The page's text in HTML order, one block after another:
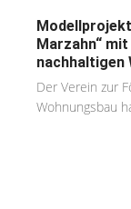
Marzahn“
nachhaltigen
Der Verein zur
Wohnungsbau